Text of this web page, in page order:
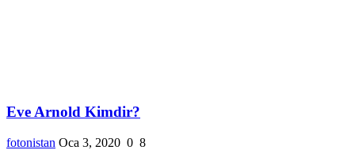
Eve Arnold Kimdir?
fotonistan Oca 3, 2020 0 8